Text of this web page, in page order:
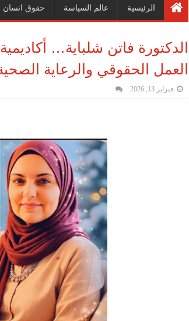
الرئيسية عالم السياسة حقوق انسان
الدكتورة فاتن شلباية…
العمل الحقوقي والرعاية
فبراير 13, 2026